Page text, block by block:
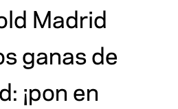
Madrid
ganas de
¡pon en